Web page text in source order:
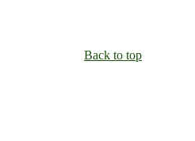
Back to top